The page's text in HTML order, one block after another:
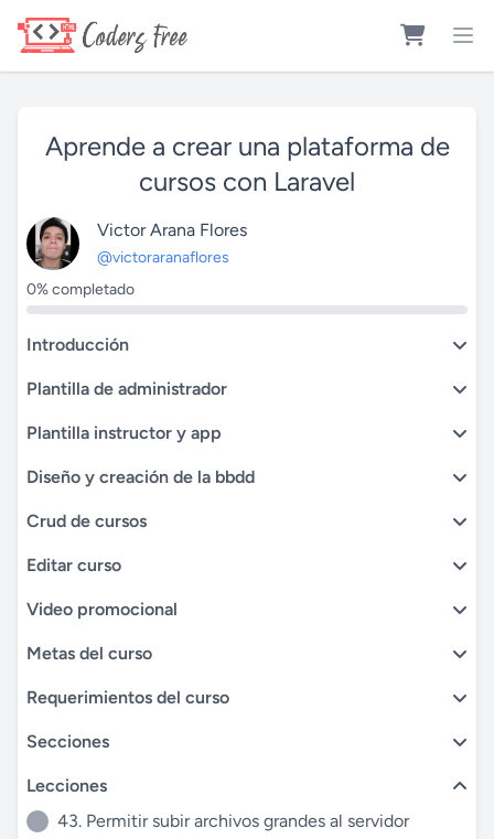
Aprende a crear una plataforma de
cursos con Laravel
Victor Arana Flores
@victoraranaflores
0% completado
Introducción
Plantilla de administrador
Plantilla instructor y app
Diseño y creación de la bbdd
Crud de cursos
Editar curso
Video promocional
Metas del curso
Requerimientos del curso
Secciones
Lecciones
43. Permitir subir archivos grandes al servidor